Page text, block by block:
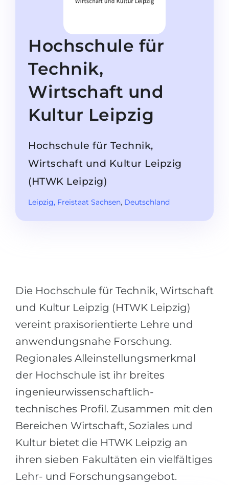
STUDIENKOLLEG
Studienkollegs
Studienkolleg-Kurse
Freshman / Foundation
Studienvorbereitung
Vorbereitung aufs Studienkolleg
Studienfächer
Beispiel-Stellenangebote
BERUFSORIENTIERUNG
Holland-Test
Interessenkarte-Test
RIASEC-Test
Erfolg
100%
Unsere Studierenden werden
Studienkolleg
Master
Zweitstudium
11-jähriger Schule
12-jähriger Schule (NIS)
Ingenieurwesen
Physik
Management
Anderes Fach
BEWERBEN AUS …
Russland
Ukraine
Armenien
Belarus
Hochschule für
Technik,
Wirtschaft und
Kultur Leipzig
Hochschule für Technik,
Wirtschaft und Kultur Leipzig
(HTWK Leipzig)
Leipzig, Freistaat Sachsen, Deutschland
Die Hochschule für Technik, Wirtschaft
und Kultur Leipzig (HTWK Leipzig)
vereint praxisorientierte Lehre und
anwendungsnahe Forschung.
Regionales Alleinstellungsmerkmal
der Hochschule ist ihr breites
ingenieurwissenschaftlich-
technisches Profil. Zusammen mit den
Bereichen Wirtschaft, Soziales und
Kultur bietet die HTWK Leipzig an
ihren sieben Fakultäten ein vielfältiges
Lehr- und Forschungsangebot.